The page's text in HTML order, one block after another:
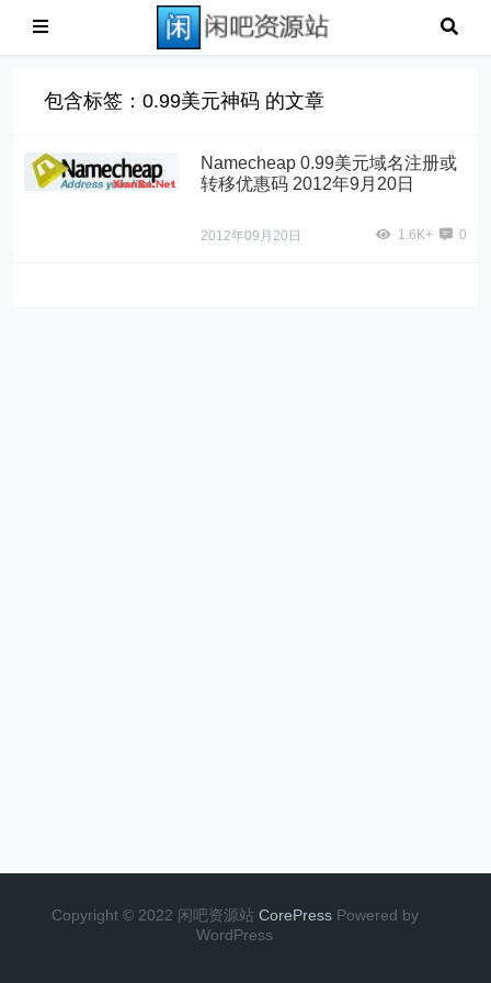
包含标签：0.99美元神码 的文章
Namecheap 0.99美元域名注册或
转移优惠码 2012年9月20日
2012年09月20日 1.6K+ 0
Copyright © 2022 闲吧资源站 CorePress Powered by
WordPress